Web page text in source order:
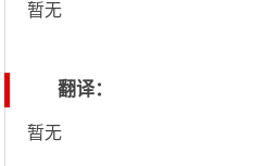
暂无
翻译：
暂无